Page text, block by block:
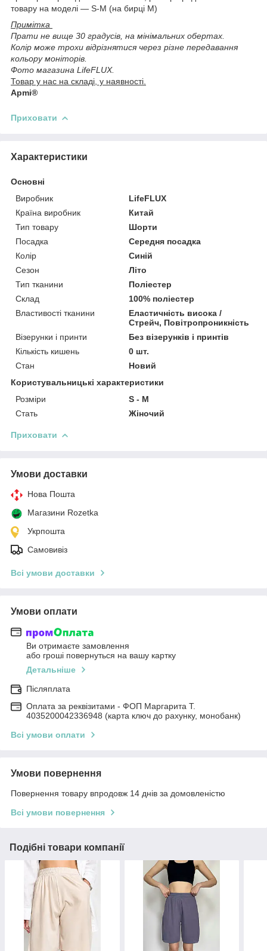
товару на моделі — S-M (на бирці M)
Примітка
Прати не вище 30 градусів, на мінімальних обертах.
Колір може трохи відрізнятися через різне передавання
кольору моніторів.
Фото магазина LifeFLUX.
Товар у нас на складі, у наявності.
Apmi®
Приховати
Характеристики
Основні
Виробник
LifeFLUX
Країна виробник
Китай
Тип товару
Шорти
Посадка
Середня посадка
Колір
Синій
Сезон
Літо
Тип тканини
Поліестер
Склад
100% поліестер
Властивості тканини
Еластичність висока /
Стрейч, Повітропроникність
Візерунки і принти
Без візерунків і принтів
Кількість кишень
0 шт.
Стан
Новий
Користувальницькі характеристики
Розміри
S - M
Стать
Жіночий
Приховати
Умови доставки
Нова Пошта
Магазини Rozetka
Укрпошта
Самовивіз
Всі умови доставки
Умови оплати
Ви отримаєте замовлення
або гроші повернуться на вашу картку
Детальніше
Післяплата
Оплата за реквізитами - ФОП Маргарита Т.
4035200042336948 (карта ключ до рахунку, монобанк)
Всі умови оплати
Умови повернення
Повернення товару впродовж 14 днів за домовленістю
Всі умови повернення
Подібні товари компанії